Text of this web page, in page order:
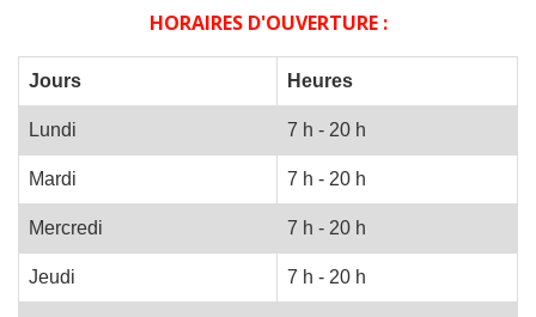
HORAIRES D'OUVERTURE :
Jours Heures
Lundi 7 h - 20 h
Mardi 7 h - 20 h
Mercredi 7 h - 20 h
Jeudi 7 h - 20 h